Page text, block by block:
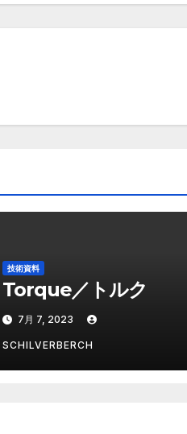
技術資料
Torque／トルク
7月 7, 2023
SCHILVERBERCH